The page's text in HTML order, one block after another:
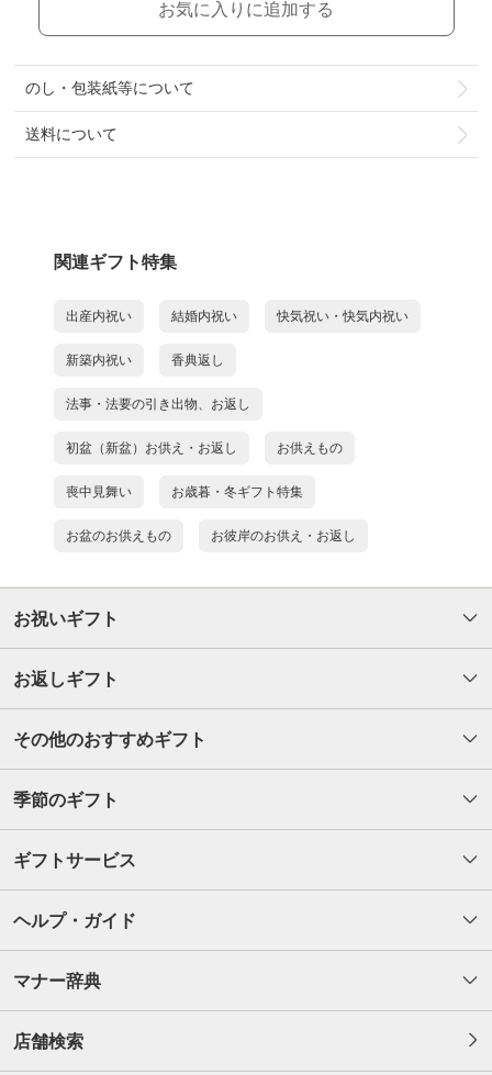
お気に入りに追加する
のし・包装紙等について
送料について
関連ギフト特集
出産内祝い 結婚内祝い 快気祝い・快気内祝い
新築内祝い 香典返し
法事・法要の引き出物、お返し
初盆（新盆）お供え・お返し お供えもの
喪中見舞い お歳暮・冬ギフト特集
お盆のお供えもの お彼岸のお供え・お返し
お祝いギフト
お返しギフト
その他のおすすめギフト
季節のギフト
ギフトサービス
ヘルプ・ガイド
マナー辞典
店舗検索